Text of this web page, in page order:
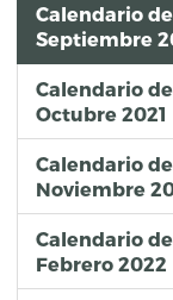
Calendario
Septiembre
Calendario
Octubre 2021
Calendario
Noviembre
Calendario
Febrero 2022